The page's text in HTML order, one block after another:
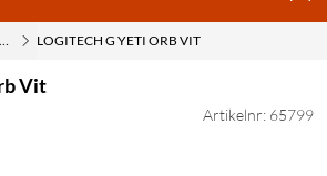
TILL DATOR
LOGITECH G YETI ORB VIT
Vit
Artikelnr: 65799